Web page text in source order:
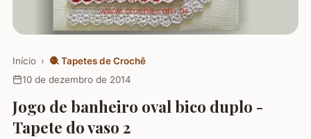
Início › 🧶 Tapetes de Crochê
10 de dezembro de 2014
Jogo de banheiro oval bico duplo -
Tapete do vaso 2